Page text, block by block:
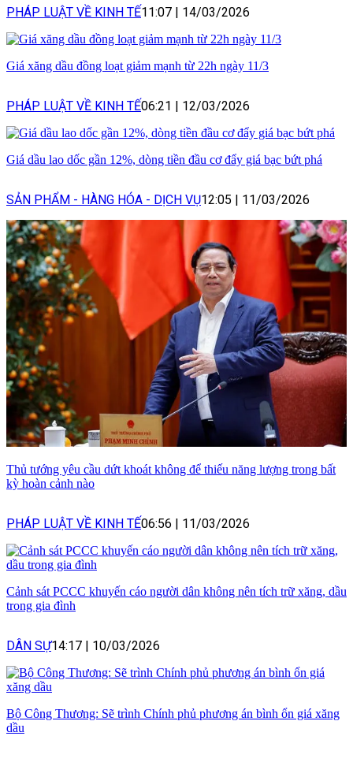
PHÁP LUẬT VỀ KINH TẾ11:07 | 14/03/2026
Giá xăng dầu đồng loạt giảm mạnh từ 22h ngày 11/3
PHÁP LUẬT VỀ KINH TẾ06:21 | 12/03/2026
Giá dầu lao dốc gần 12%, dòng tiền đầu cơ đẩy giá bạc bứt phá
SẢN PHẨM - HÀNG HÓA - DỊCH VỤ12:05 | 11/03/2026
Thủ tướng yêu cầu dứt khoát không để thiếu năng lượng trong bất
kỳ hoàn cảnh nào
PHÁP LUẬT VỀ KINH TẾ06:56 | 11/03/2026
Cảnh sát PCCC khuyến cáo người dân không nên tích trữ xăng, dầu
trong gia đình
DÂN SỰ14:17 | 10/03/2026
Bộ Công Thương: Sẽ trình Chính phủ phương án bình ổn giá xăng
dầu